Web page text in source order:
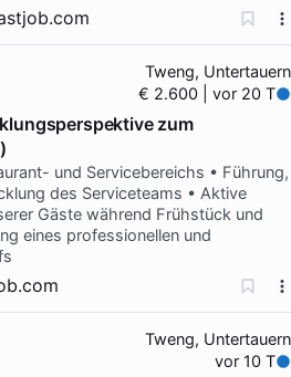
Tweng, Untertauern
€ 2.600 | vor 20 T
zum
und Servicebereichs • Führung,
des Serviceteams • Aktive
Gäste während Frühstück und
eines professionellen und
Tweng, Untertauern
vor 10 T